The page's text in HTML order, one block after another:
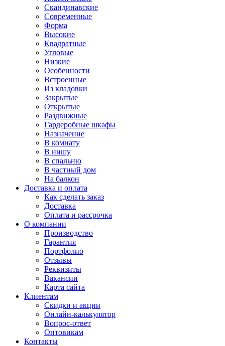
Скандинавские
Современные
Форма
Высокие
Квадратные
Угловые
Низкие
Особенности
Встроенные
Из кладовки
Закрытые
Открытые
Раздвижные
Гардеробные шкафы
Назначение
В комнату
В нишу
В спальню
В частный дом
На балкон
Доставка и оплата
Как сделать заказ
Доставка
Оплата и рассрочка
О компании
Производство
Гарантия
Портфолио
Отзывы
Реквизиты
Вакансии
Карта сайта
Клиентам
Скидки и акции
Онлайн-калькулятор
Вопрос-ответ
Оптовикам
Контакты